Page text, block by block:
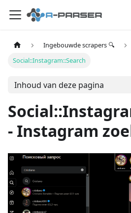
Ingebouwde scrapers 🔍
Social::Instagram::Search
Inhoud van deze pagina
- Instagram